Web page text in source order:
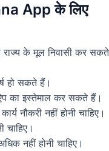
App के लिए
राज्य के मूल निवासी कर सकते
हो सकते हैं।
का इस्तेमाल कर सकते हैं।
नौकरी नहीं होनी चाहिए।
चाहिए।
नहीं होनी चाहिए।